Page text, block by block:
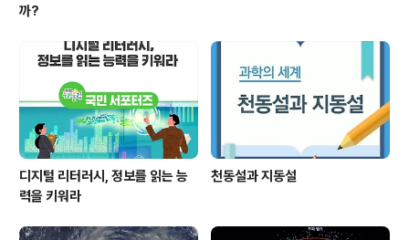
까?
디지털 리터러시, 정보를 읽는 능
력을 키워라
천동설과 지동설